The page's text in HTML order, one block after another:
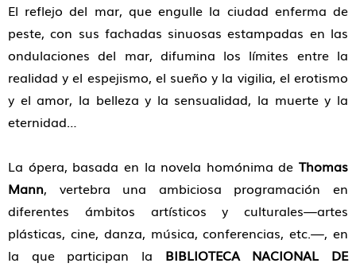
El reflejo del mar, que engulle la ciudad enferma de
peste, con sus fachadas sinuosas estampadas en las
ondulaciones del mar, difumina los límites entre la
realidad y el espejismo, el sueño y la vigilia, el erotismo
y el amor, la belleza y la sensualidad, la muerte y la
eternidad…
La ópera, basada en la novela homónima de Thomas
Mann, vertebra una ambiciosa programación en
diferentes ámbitos artísticos y culturales—artes
plásticas, cine, danza, música, conferencias, etc.—, en
la que participan la BIBLIOTECA NACIONAL DE